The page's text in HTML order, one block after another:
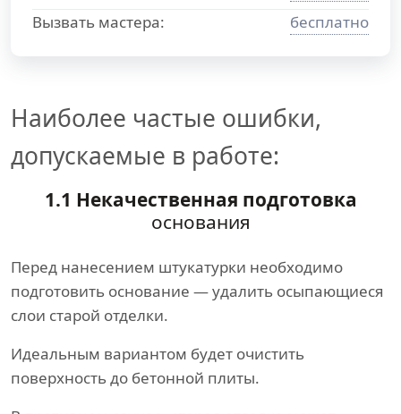
Вызвать мастера:
бесплатно
Наиболее частые ошибки,
допускаемые в работе:
1.1 Некачественная подготовка
основания
Перед нанесением штукатурки необходимо
подготовить основание — удалить осыпающиеся
слои старой отделки.
Идеальным вариантом будет очистить
поверхность до бетонной плиты.